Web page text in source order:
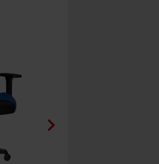
chevron_right